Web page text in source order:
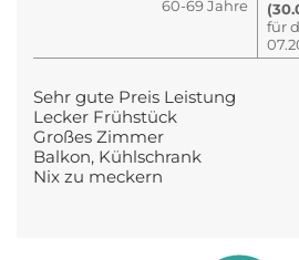
60-69 Jahre
für
Sehr gute Preis Leistung
Lecker Frühstück
Großes Zimmer
Balkon, Kühlschrank
Nix zu meckern